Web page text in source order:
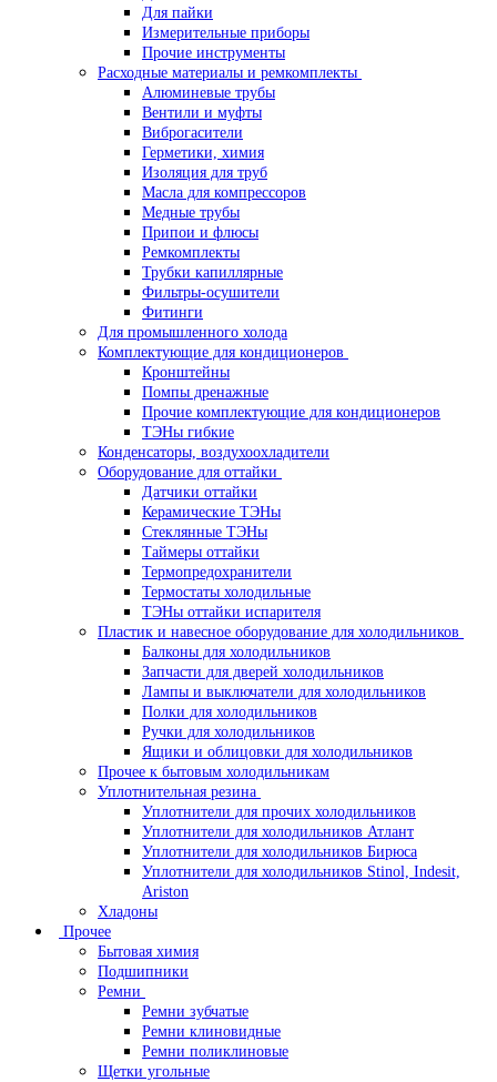
Для пайки
Измерительные приборы
Прочие инструменты
Расходные материалы и ремкомплекты
Алюминевые трубы
Вентили и муфты
Виброгасители
Герметики, химия
Изоляция для труб
Масла для компрессоров
Медные трубы
Припои и флюсы
Ремкомплекты
Трубки капиллярные
Фильтры-осушители
Фитинги
Для промышленного холода
Комплектующие для кондиционеров
Кронштейны
Помпы дренажные
Прочие комплектующие для кондиционеров
ТЭНы гибкие
Конденсаторы, воздухоохладители
Оборудование для оттайки
Датчики оттайки
Керамические ТЭНы
Стеклянные ТЭНы
Таймеры оттайки
Термопредохранители
Термостаты холодильные
ТЭНы оттайки испарителя
Пластик и навесное оборудование для холодильников
Балконы для холодильников
Запчасти для дверей холодильников
Лампы и выключатели для холодильников
Полки для холодильников
Ручки для холодильников
Ящики и облицовки для холодильников
Прочее к бытовым холодильникам
Уплотнительная резина
Уплотнители для прочих холодильников
Уплотнители для холодильников Атлант
Уплотнители для холодильников Бирюса
Уплотнители для холодильников Stinol, Indesit,
Ariston
Хладоны
Прочее
Бытовая химия
Подшипники
Ремни
Ремни зубчатые
Ремни клиновидные
Ремни поликлиновые
Щетки угольные